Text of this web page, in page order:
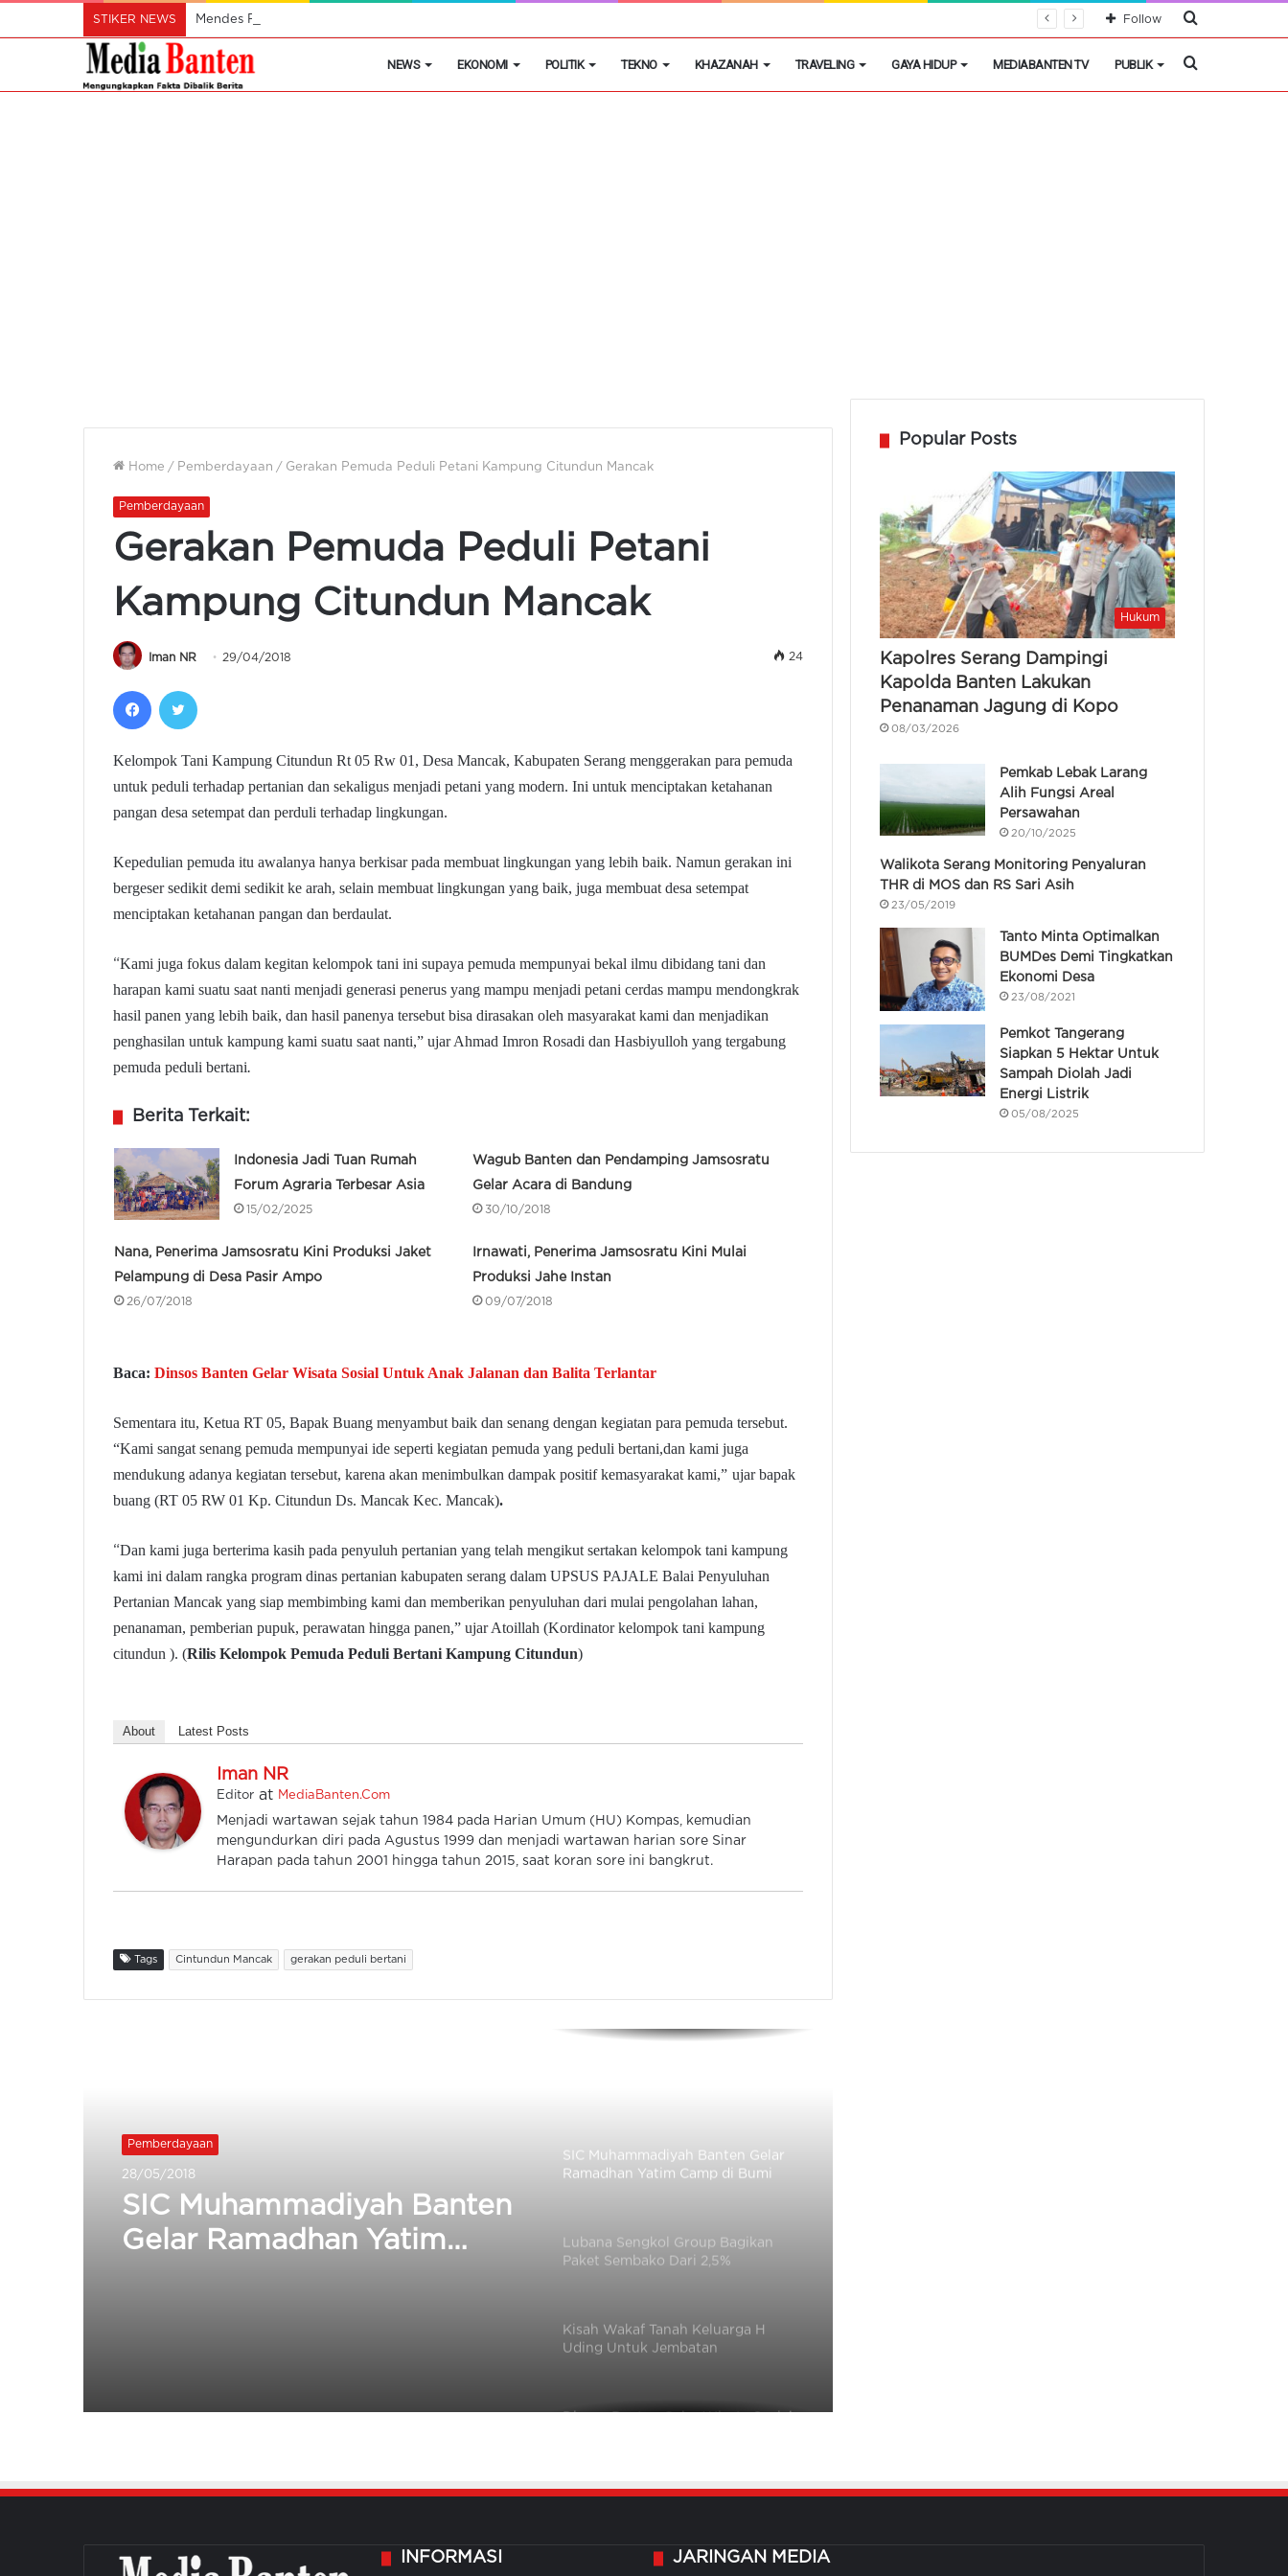
STIKER NEWS Mendes Pastikan Koperasi Desa Merah Putih Tidak Akan Menutup Warung Kelontongan di Desa Cari
Follow
NEWS EKONOMI POLITIK TEKNO KHAZANAH TRAVELING GAYA HIDUP MEDIABANTEN TV PUBLIK Cari
Home / Pemberdayaan / Gerakan Pemuda Peduli Petani Kampung Citundun Mancak
Pemberdayaan
Gerakan Pemuda Peduli Petani
Kampung Citundun Mancak
Iman NR 29/04/2018 24
Facebook
Kelompok Tani Kampung Citundun Rt 05 Rw 01, Desa Mancak, Kabupaten Serang menggerakan para pemuda
untuk peduli terhadap pertanian dan sekaligus menjadi petani yang modern. Ini untuk menciptakan ketahanan
pangan desa setempat dan perduli terhadap lingkungan.
Kepedulian pemuda itu awalanya hanya berkisar pada membuat lingkungan yang lebih baik. Namun gerakan ini
bergeser sedikit demi sedikit ke arah, selain membuat lingkungan yang baik, juga membuat desa setempat
menciptakan ketahanan pangan dan berdaulat.
“Kami juga fokus dalam kegitan kelompok tani ini supaya pemuda mempunyai bekal ilmu dibidang tani dan
harapan kami suatu saat nanti menjadi generasi penerus yang mampu menjadi petani cerdas mampu mendongkrak
hasil panen yang lebih baik, dan hasil panenya tersebut bisa dirasakan oleh masyarakat kami dan menjadikan
penghasilan untuk kampung kami suatu saat nanti,” ujar Ahmad Imron Rosadi dan Hasbiyulloh yang tergabung
pemuda peduli bertani.
Berita Terkait:
Indonesia Jadi Tuan Rumah
Forum Agraria Terbesar Asia
15/02/2025
Wagub Banten dan Pendamping Jamsosratu
Gelar Acara di Bandung
30/10/2018
Nana, Penerima Jamsosratu Kini Produksi Jaket
Pelampung di Desa Pasir Ampo
26/07/2018
Irnawati, Penerima Jamsosratu Kini Mulai
Produksi Jahe Instan
09/07/2018
Baca: Dinsos Banten Gelar Wisata Sosial Untuk Anak Jalanan dan Balita Terlantar
Sementara itu, Ketua RT 05, Bapak Buang menyambut baik dan senang dengan kegiatan para pemuda tersebut.
“Kami sangat senang pemuda mempunyai ide seperti kegiatan pemuda yang peduli bertani,dan kami juga
mendukung adanya kegiatan tersebut, karena akan menimbulkan dampak positif kemasyarakat kami,” ujar bapak
buang (RT 05 RW 01 Kp. Citundun Ds. Mancak Kec. Mancak).
“Dan kami juga berterima kasih pada penyuluh pertanian yang telah mengikut sertakan kelompok tani kampung
kami ini dalam rangka program dinas pertanian kabupaten serang dalam UPSUS PAJALE Balai Penyuluhan
Pertanian Mancak yang siap membimbing kami dan memberikan penyuluhan dari mulai pengolahan lahan,
penanaman, pemberian pupuk, perawatan hingga panen,” ujar Atoillah (Kordinator kelompok tani kampung
citundun ). (Rilis Kelompok Pemuda Peduli Bertani Kampung Citundun)
About Latest Posts
Iman NR
Editor at MediaBanten.Com
Menjadi wartawan sejak tahun 1984 pada Harian Umum (HU) Kompas, kemudian
mengundurkan diri pada Agustus 1999 dan menjadi wartawan harian sore Sinar
Harapan pada tahun 2001 hingga tahun 2015, saat koran sore ini bangkrut.
Tags Cintundun Mancak gerakan peduli bertani
Pemberdayaan
28/05/2018
SIC Muhammadiyah Banten
Gelar Ramadhan Yatim
Dinsos Banten Gelar Wisata Sosial
Untuk Anak Jalanan dan Balita
Bantuan Tanaman Langka Dari
Afrika
Lebak Larang Nelayan Tangkap
Rp90 Juta
SIC Muhammadiyah Banten Gelar
Ramadhan Yatim Camp di Bumi
Lubana Sengkol Group Bagikan
Paket Sembako Dari 2,5%
Kisah Wakaf Tanah Keluarga H
Uding Untuk Jembatan
Popular Posts
Hukum
Kapolres Serang Dampingi
Kapolda Banten Lakukan
Penanaman Jagung di Kopo
08/03/2026
Pemkab Lebak Larang
Alih Fungsi Areal
Persawahan
20/10/2025
Walikota Serang Monitoring Penyaluran
THR di MOS dan RS Sari Asih
23/05/2019
Tanto Minta Optimalkan
BUMDes Demi Tingkatkan
Ekonomi Desa
23/08/2021
Pemkot Tangerang
Siapkan 5 Hektar Untuk
Sampah Diolah Jadi
Energi Listrik
05/08/2025
INFORMASI JARINGAN MEDIA